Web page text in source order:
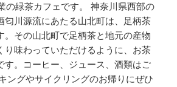
の緑茶カフェです。 神奈川県西部の
匂川源流にあたる山北町は、足柄茶
。その山北町で足柄茶と地元の産物
り味わっていただけるように、お茶
す。コーヒー、ジュース、酒類はご
ングやサイクリングのお帰りにぜひ